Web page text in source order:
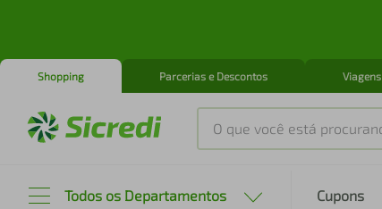
Shopping Parcerias e Descontos Viagens
O que você está procurando?
Todos os Departamentos Cupons